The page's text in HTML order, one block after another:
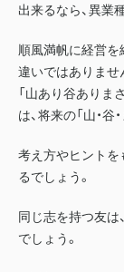
出来るなら、異業
順風満帆に経営
違いではありませ
「山あり谷ありま
は、将来の「山・
考え方やヒントを
るでしょう。
同じ志を持つ友は
でしょう。